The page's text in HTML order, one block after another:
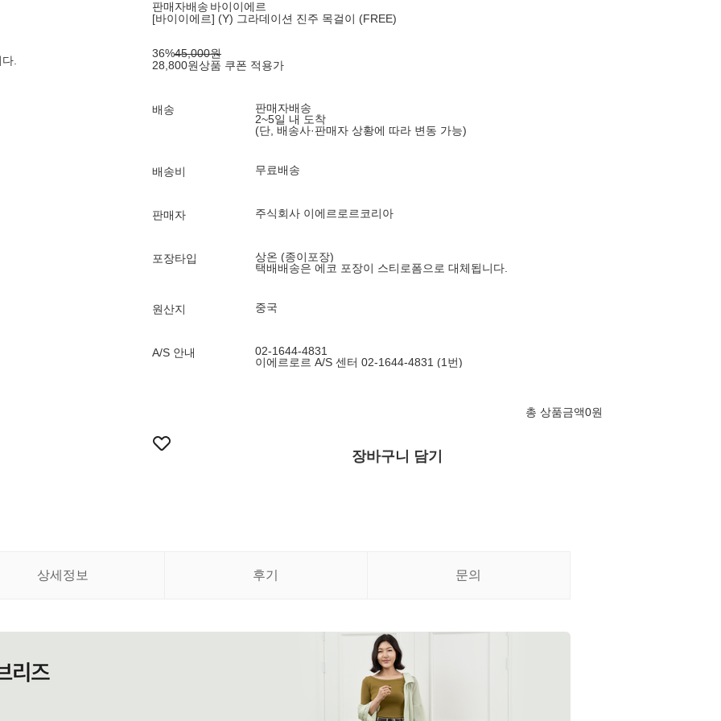
.
판매자배송 바이이에르
[바이이에르] (Y) 그라데이션 진주 목걸이 (FREE)
36%45,000원
28,800원상품 쿠폰 적용가
배송
판매자배송
2~5일 내 도착
(단, 배송사·판매자 상황에 따라 변동 가능)
배송비 무료배송
판매자 주식회사 이에르로르코리아
포장타입
상온 (종이포장)
택배배송은 에코 포장이 스티로폼으로 대체됩니다.
원산지 중국
A/S 안내
02-1644-4831
이에르로르 A/S 센터 02-1644-4831 (1번)
총 상품금액0원
장바구니 담기
상세정보 후기 문의